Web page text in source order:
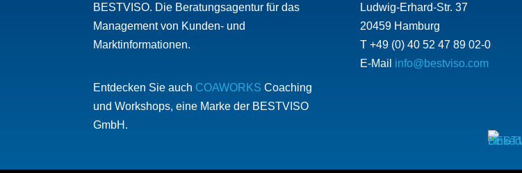
BESTVISO. Die Beratungsagentur für das
Management von Kunden- und
Marktinformationen.
Entdecken Sie auch COAWORKS Coaching
und Workshops, eine Marke der BESTVISO
GmbH.
Ludwig-Erhard-Str. 37
20459 Hamburg
T +49 (0) 40 52 47 89 02-0
E-Mail info@bestviso.com